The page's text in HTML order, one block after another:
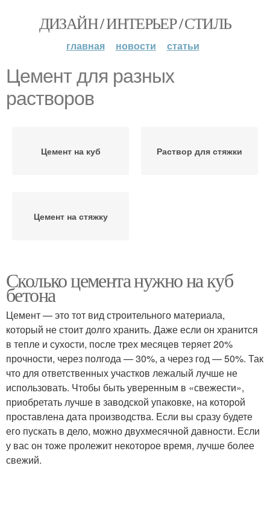
ДИЗАЙН / ИНТЕРЬЕР / СТИЛЬ
главная новости статьи
Цемент для разных
растворов
Цемент на куб Раствор для стяжки
Цемент на стяжку
Сколько цемента нужно на куб
бетона
Цемент — это тот вид строительного материала,
который не стоит долго хранить. Даже если он хранится
в тепле и сухости, после трех месяцев теряет 20%
прочности, через полгода — 30%, а через год — 50%. Так
что для ответственных участков лежалый лучше не
использовать. Чтобы быть уверенным в «свежести»,
приобретать лучше в заводской упаковке, на которой
проставлена дата производства. Если вы сразу будете
его пускать в дело, можно двухмесячной давности. Если
у вас он тоже пролежит некоторое время, лучше более
свежий.